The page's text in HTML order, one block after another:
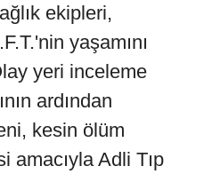
ekipleri,
yaşamını
yeri inceleme
ardından
kesin ölüm
amacıyla Adli Tıp